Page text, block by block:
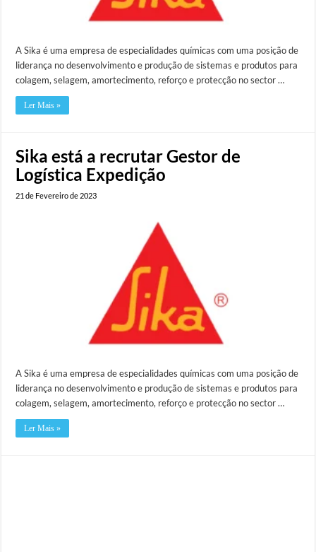
A Sika é uma empresa de especialidades químicas com uma posição de
liderança no desenvolvimento e produção de sistemas e produtos para
colagem, selagem, amortecimento, reforço e protecção no sector …
Ler Mais »
Sika está a recrutar Gestor de
Logística Expedição
21 de Fevereiro de 2023
A Sika é uma empresa de especialidades químicas com uma posição de
liderança no desenvolvimento e produção de sistemas e produtos para
colagem, selagem, amortecimento, reforço e protecção no sector …
Ler Mais »